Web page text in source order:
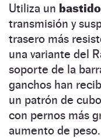
Utiliza un
transmisión y
trasero más
una variante del
soporte de la
ganchos han
un patrón de
con pernos más
aumento de peso.